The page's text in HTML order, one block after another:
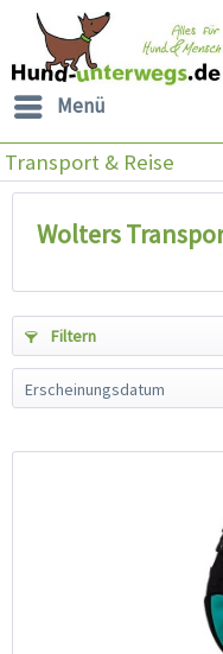
Menü
Transport & Reise
Wolters
Filtern